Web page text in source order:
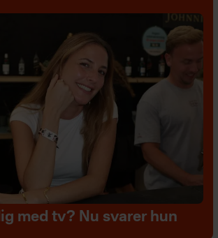
med tv? Nu svarer hun